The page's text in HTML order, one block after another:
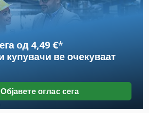
од 4,49 €*
купувачи ве очекуваат
Објавете оглас сега